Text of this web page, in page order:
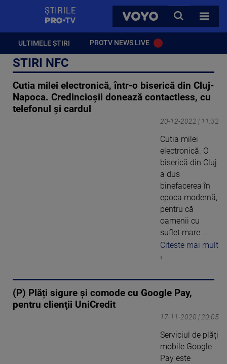
VOYO
CAUTA
TOATE
ULTIMELE ȘTIRI PROTV NEWS LIVE
STIRI NFC
Cutia milei electronică, într-o biserică din Cluj-
Napoca. Credincioșii donează contactless, cu
telefonul și cardul
20-12-2022 | 11:32
Cutia milei
electronică. O
biserică din Cluj
a dus
binefacerea în
epoca modernă,
pentru că
oamenii cu
suflet mare ...
Citeste mai mult
›
(P) Plăți sigure și comode cu Google Pay,
pentru clienţii UniCredit
17-11-2020 | 20:05
Serviciul de plăți
mobile Google
Pay este